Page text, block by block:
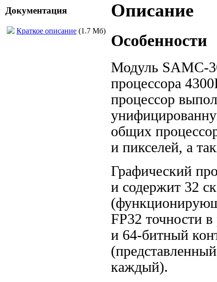
Документация
Краткое описание (1.7 Мб)
Описание
Особенности
Модуль SAMC-
процессора
процессор
общих
и пикселей, а
Графический
и содержит 32
FP32 точности
и 64-битный
каждый).